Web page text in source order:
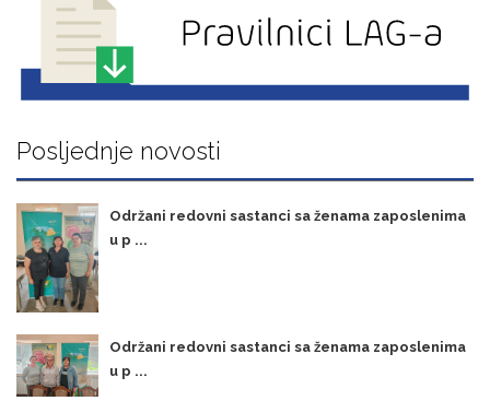
Posljednje novosti
Održani redovni sastanci sa ženama zaposlenima
u p ...
Održani redovni sastanci sa ženama zaposlenima
u p ...